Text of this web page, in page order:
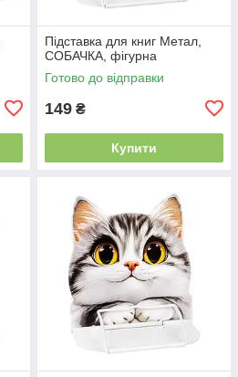
Підставка для книг Метал,
СОБАЧКА, фігурна
Готово до відправки
149 ₴
Купити